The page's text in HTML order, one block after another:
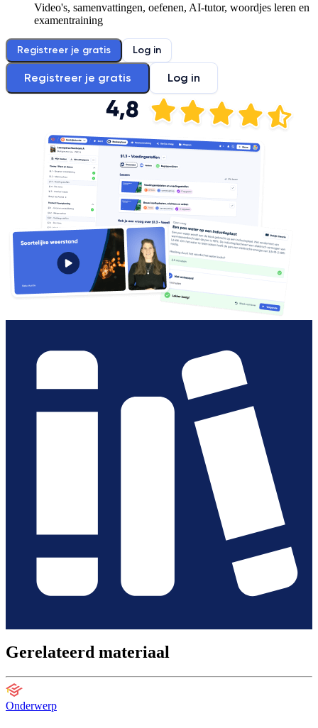
Video's, samenvattingen, oefenen, AI-tutor, woordjes leren en
examentraining
Registreer je gratis Log in
Registreer je gratis Log in
Gerelateerd materiaal
Onderwerp